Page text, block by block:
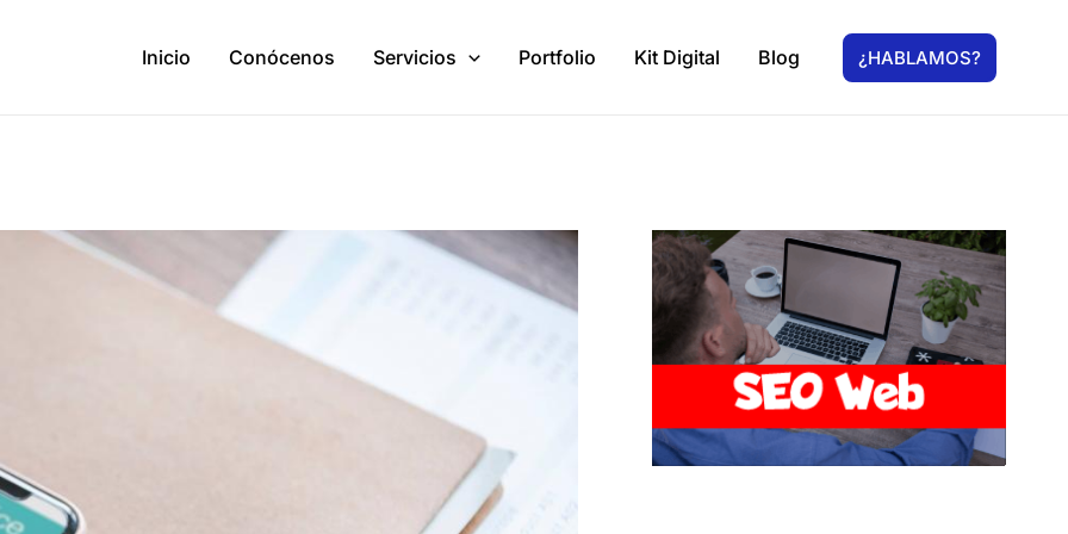
Inicio Conócenos Servicios Portfolio Kit Digital Blog ¿HABLAMOS?